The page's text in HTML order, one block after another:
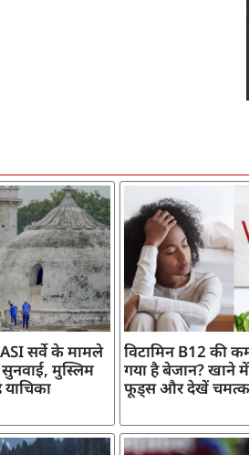
ASI सर्वे के मामले
सुनवाई, मुस्लिम
विटामिन B12 की
गया है बेजान? खाने
फूड्स और देखें